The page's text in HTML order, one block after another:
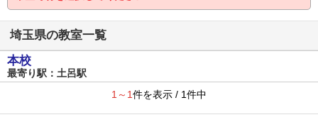
埼玉県の教室一覧
本校
最寄り駅：土呂駅
1～1件を表示 / 1件中